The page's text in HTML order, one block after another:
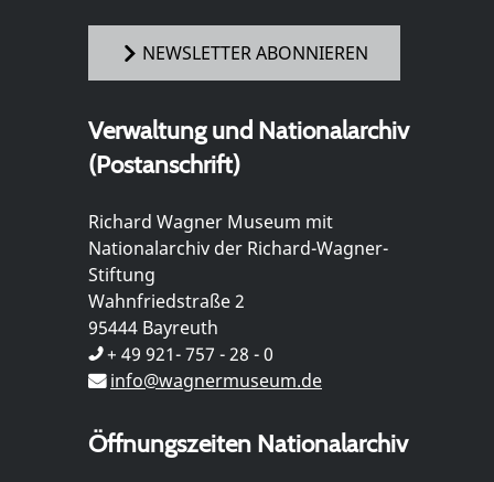
NEWSLETTER ABONNIEREN
Verwaltung und Nationalarchiv
(Postanschrift)
Richard Wagner Museum mit
Nationalarchiv der Richard-Wagner-
Stiftung
Wahnfriedstraße 2
95444 Bayreuth
+ 49 921- 757 - 28 - 0
info@wagnermuseum.de
Öffnungszeiten Nationalarchiv